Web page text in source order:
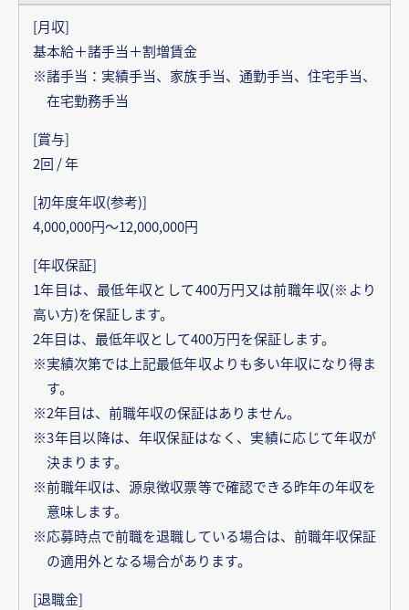
[月収]
基本給＋諸手当＋割増賃金
※諸手当：実績手当、家族手当、通勤手当、住宅手当、
在宅勤務手当
[賞与]
2回 / 年
[初年度年収(参考)]
4,000,000円～12,000,000円
[年収保証]
1年目は、最低年収として400万円又は前職年収(※より
高い方)を保証します。
2年目は、最低年収として400万円を保証します。
※実績次第では上記最低年収よりも多い年収になり得ま
す。
※2年目は、前職年収の保証はありません。
※3年目以降は、年収保証はなく、実績に応じて年収が
決まります。
※前職年収は、源泉徴収票等で確認できる昨年の年収を
意味します。
※応募時点で前職を退職している場合は、前職年収保証
の適用外となる場合があります。
[退職金]